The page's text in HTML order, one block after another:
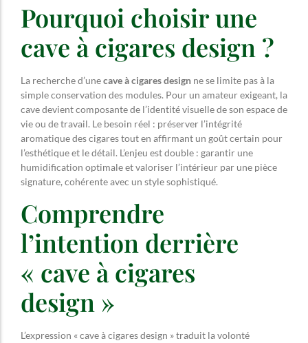
Pourquoi choisir une
cave à cigares design ?
La recherche d’unecave à cigares design ne se limite pas à la
simple conservation des modules. Pour un amateur exigeant, la
cave devient composante de l’identité visuelle de son espace de
vie ou de travail. Le besoin réel : préserver l’intégrité
aromatique des cigares tout en affirmant un goût certain pour
l’esthétique et le détail. L’enjeu est double : garantir une
humidification optimale et valoriser l’intérieur par une pièce
signature, cohérente avec un style sophistiqué.
Comprendre
l’intention derrière
« cave à cigares
design »
L’expression « cave à cigares design » traduit la volonté